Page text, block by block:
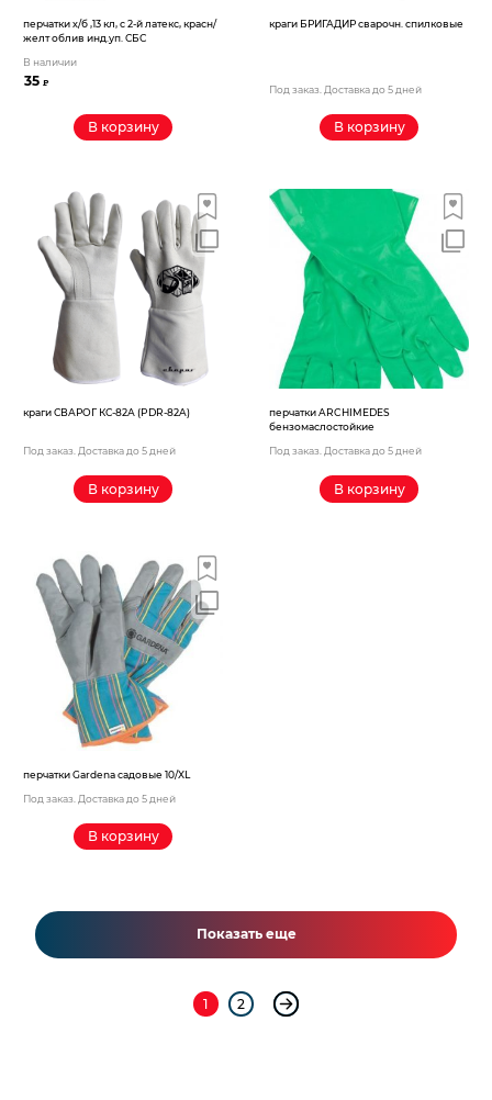
перчатки х/б ,13 кл, с 2-й латекс, красн/
желт облив инд.уп. СБС
В наличии
35₽
В корзину
краги БРИГАДИР сварочн. спилковые
Под заказ. Доставка до 5 дней
В корзину
краги СВАРОГ КС-82А (PDR-82A)
Под заказ. Доставка до 5 дней
В корзину
перчатки ARCHIMEDES
бензомаслостойкие
Под заказ. Доставка до 5 дней
В корзину
перчатки Gardena садовые 10/XL
Под заказ. Доставка до 5 дней
В корзину
Показать еще
1 2